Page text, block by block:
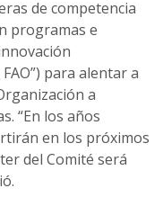
de competencia
programas e
para alentar a
a
“En los años
en los próximos
del Comité será